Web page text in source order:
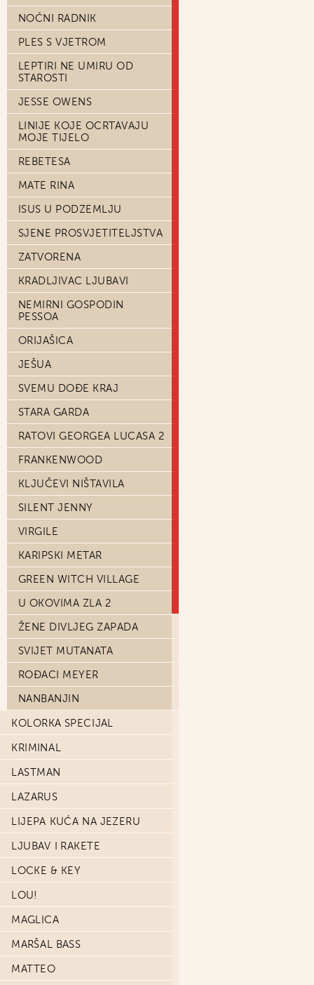
NOĆNI RADNIK
PLES S VJETROM
LEPTIRI NE UMIRU OD
STAROSTI
JESSE OWENS
LINIJE KOJE OCRTAVAJU
MOJE TIJELO
REBETESA
MATE RINA
ISUS U PODZEMLJU
SJENE PROSVJETITELJSTVA
ZATVORENA
KRADLJIVAC LJUBAVI
NEMIRNI GOSPODIN
PESSOA
ORIJAŠICA
JEŠUA
SVEMU DOĐE KRAJ
STARA GARDA
RATOVI GEORGEA LUCASA 2
FRANKENWOOD
KLJUČEVI NIŠTAVILA
SILENT JENNY
VIRGILE
KARIPSKI METAR
GREEN WITCH VILLAGE
U OKOVIMA ZLA 2
ŽENE DIVLJEG ZAPADA
SVIJET MUTANATA
ROĐACI MEYER
NANBANJIN
KOLORKA SPECIJAL
KRIMINAL
LASTMAN
LAZARUS
LIJEPA KUĆA NA JEZERU
LJUBAV I RAKETE
LOCKE & KEY
LOU!
MAGLICA
MARŠAL BASS
MATTEO